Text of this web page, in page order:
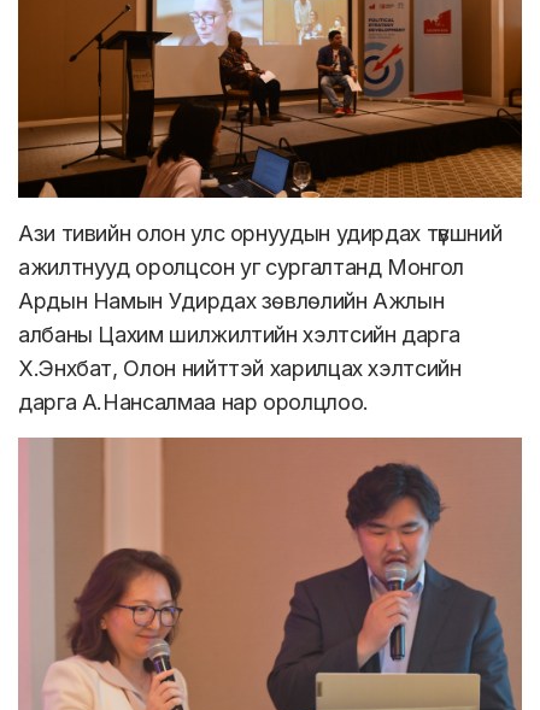
Ази тивийн олон улс орнуудын удирдах түвшний
ажилтнууд оролцсон уг сургалтанд Монгол
Ардын Намын Удирдах зөвлөлийн Ажлын
албаны Цахим шилжилтийн хэлтсийн дарга
Х.Энхбат, Олон нийттэй харилцах хэлтсийн
дарга А.Нансалмаа нар оролцлоо.